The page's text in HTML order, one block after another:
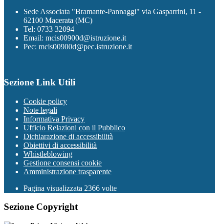
Sede Associata "Bramante-Pannaggi" via Gasparrini, 11 -
62100 Macerata (MC)
Tel: 0733 32094
Email: mcis00900d@istruzione.it
Pec: mcis00900d@pec.istruzione.it
Sezione Link Utili
Cookie policy
Note legali
Informativa Privacy
Ufficio Relazioni con il Pubblico
Dichiarazione di accessibilità
Obiettivi di accessibilità
Whistleblowing
Gestione consensi cookie
Amministrazione trasparente
Pagina visualizzata 2366 volte
Sezione Copyright